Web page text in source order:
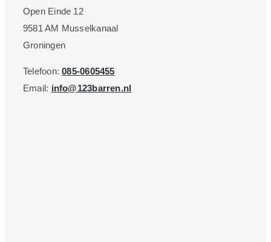
Open Einde 12
9581 AM Musselkanaal
Groningen
Telefoon:085-0605455
Email: info@123barren.nl